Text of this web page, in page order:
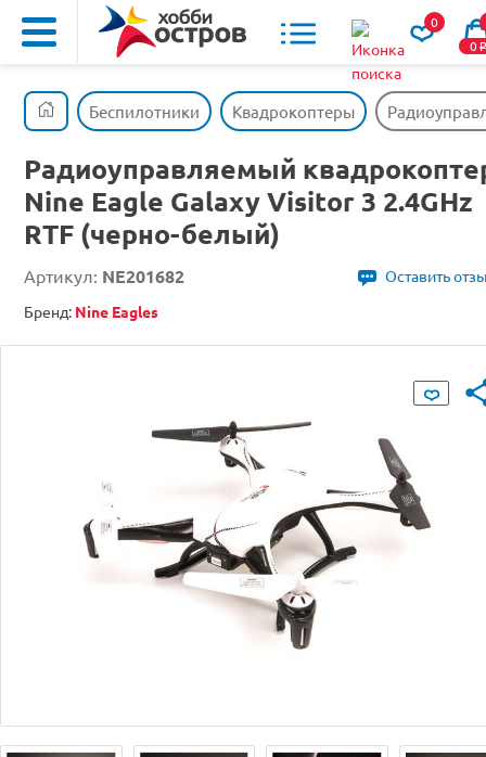
0
0o
Беспилотники Квадрокоптеры
Радиоуправляемый
Nine Eagle Galaxy Visitor 3 2.4GHz
RTF (черно-белый)
Артикул: NE201682
Оставить
Бренд: Nine Eagles